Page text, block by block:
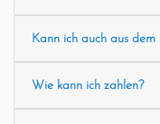
Kann ich auch aus
Wie kann ich zahlen?